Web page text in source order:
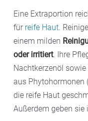
Eine Extraportion
für reife Haut.
einem milden
oder irritiert. Ihre
Nachtkerzenöl
aus Phytohormonen
die reife Haut
Außerdem geben